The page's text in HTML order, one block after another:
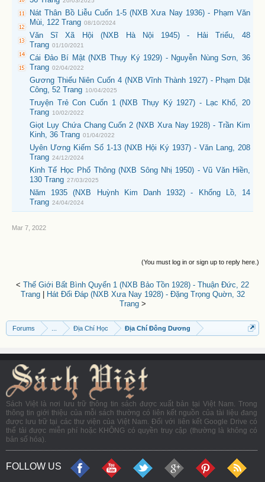
Nát Thân Bồ Liễu Cuốn 1-5 (NXB Xưa Nay 1936) - Phạm Văn
Mùi, 122 Trang 08/10/2024
Văn Sĩ Xã Hội (NXB Hà Nội 1945) - Hải Triểu, 48
Trang 01/10/2021
Cái Đảo Bí Mật (NXB Thụy Ký 1929) - Nguyễn Nùng Sơn, 36
Trang 02/04/2022
Gương Thiếu Niên Cuốn 4 (NXB Vĩnh Thành 1927) - Phạm Dật
Công, 52 Trang 10/04/2025
Truyện Trẻ Con Cuốn 1 (NXB Thụy Ký 1927) - Lạc Khổ, 20
Trang 10/02/2022
Giọt Lụy Chứa Chang Cuốn 2 (NXB Xưa Nay 1928) - Trần Kim
Kinh, 36 Trang 01/04/2022
Uyên Ương Kiếm Số 1-13 (NXB Hội Ký 1937) - Văn Lang, 208
Trang 24/12/2024
Kinh Tế Học Phổ Thông (NXB Sông Nhị 1950) - Vũ Văn Hiền,
130 Trang 27/03/2025
Năm 1935 (NXB Huỳnh Kim Danh 1932) - Khổng Lồ, 14
Trang 24/04/2024
Mar 7, 2022
(You must log in or sign up to reply here.)
< Thế Giới Bất Bình Quyển 1 (NXB Bảo Tồn 1928) - Thuận Đức, 22
Trang|
Hát Đối Đáp (NXB Xưa Nay 1928) - Đặng Trọng Quờn, 32
Trang>
Forums Địa Chí Học Địa Chí Đông Dương
Sách Việt là nơi lưu trữ thông tin sách được xuất bản tại Việt Nam. Trong
thông tin giới thiệu của mỗi sách thường có liên kết nguồn của tài liệu đang
được lưu trữ tại các thư viện của Việt Nam. Đối với liên kết Google Drive có
thể tải được miễn phí hoặc KHÔNG có quyền truy cập (thường là không có
bản số hóa).
FOLLOW US